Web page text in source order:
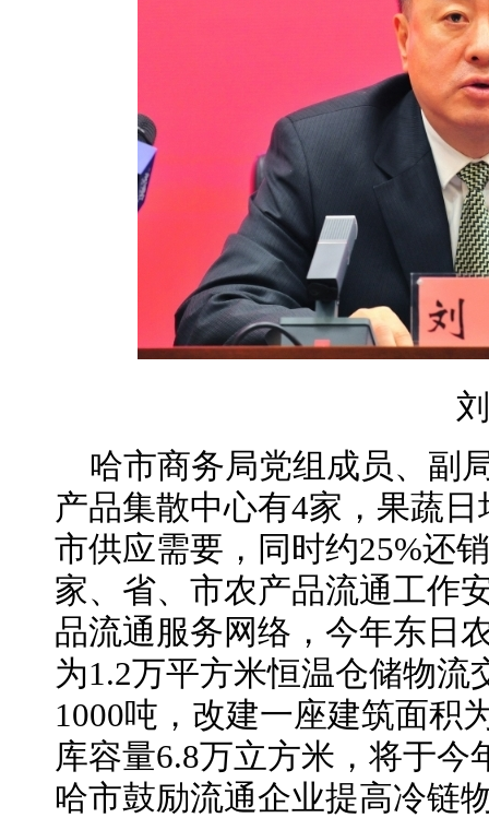
哈市商务局党组成员、副
产品集散中心有4家，果蔬
市供应需要，同时约25%还
家、省、市农产品流通工作
品流通服务网络，今年东日
为1.2万平方米恒温仓储物
1000吨，改建一座建筑面积
库容量6.8万立方米，将于
哈市鼓励流通企业提高冷链